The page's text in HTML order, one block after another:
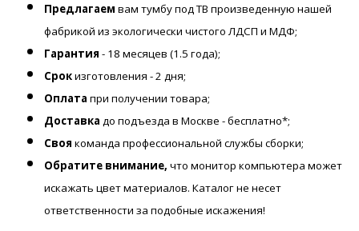
Предлагаем вам тумбу под ТВ произведенную нашей
фабрикой из экологически чистого ЛДСП и МДФ;
Гарантия - 18 месяцев (1.5 года);
Срокизготовления - 2 дня;
Оплата при получении товара;
Доставка до подъезда в Москве - бесплатно*;
Своя команда профессиональной службы сборки;
Обратите внимание, что монитор компьютера может
искажать цвет материалов. Каталог не несет
ответственности за подобные искажения!